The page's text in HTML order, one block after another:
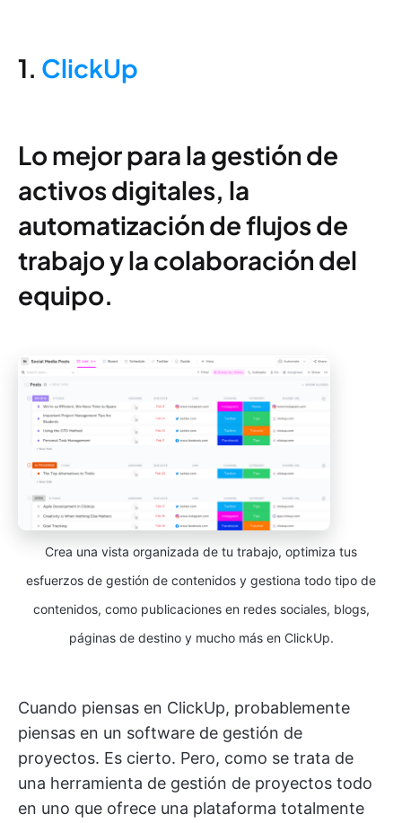
1. ClickUp
Lo mejor para la gestión de
activos digitales, la
automatización de flujos de
trabajo y la colaboración del
equipo.
Crea una vista organizada de tu trabajo, optimiza tus
esfuerzos de gestión de contenidos y gestiona todo tipo de
contenidos, como publicaciones en redes sociales, blogs,
páginas de destino y mucho más en ClickUp.
Cuando piensas en ClickUp, probablemente
piensas en un software de gestión de
proyectos. Es cierto. Pero, como se trata de
una herramienta de gestión de proyectos todo
en uno que ofrece una plataforma totalmente